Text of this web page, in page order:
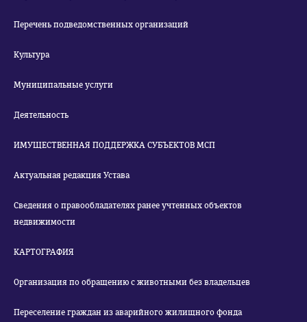
Перечень подведомственных организаций
Культура
Муниципальные услуги
Деятельность
ИМУЩЕСТВЕННАЯ ПОДДЕРЖКА СУБЪЕКТОВ МСП
Актуальная редакция Устава
Сведения о правообладателях ранее учтенных объектов
недвижимости
КАРТОГРАФИЯ
Организация по обращению с животными без владельцев
Переселение граждан из аварийного жилищного фонда